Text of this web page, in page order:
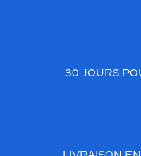
30 JOURS